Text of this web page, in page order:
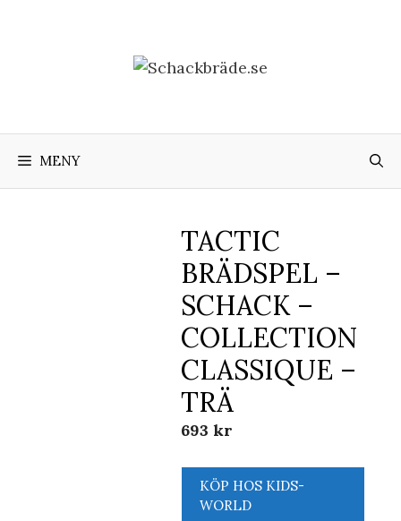
MENY
TACTIC
BRÄDSPEL –
SCHACK –
COLLECTION
CLASSIQUE –
TRÄ
693 kr
KÖP HOS KIDS-
WORLD